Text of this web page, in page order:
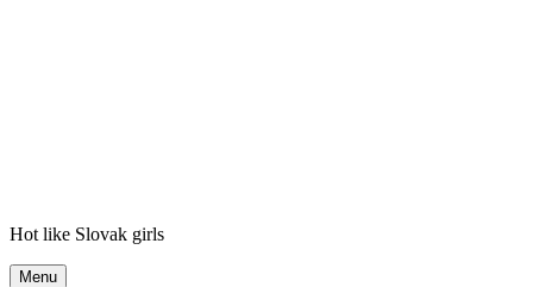
Hot like Slovak girls
Menu